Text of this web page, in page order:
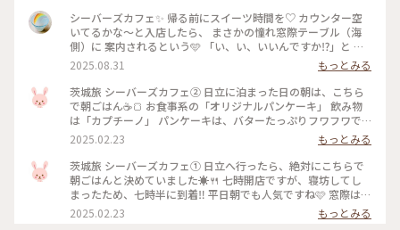
シーバーズカフェ✨ 帰る前にスイーツ時間を♡ カウンター空
いてるかな〜と入店したら、 まさかの憧れ窓際テーブル（海
側）に 案内されるという🩵 「い、い、いいんですか⁉️」と 素
っ頓狂な声を出してしまった😂 OH〜カフェの神様ありがとう
🫶 𓍯 ＜今日のケーキセット＞ ・チョコレートケーキ ・アイス
コーヒー コースターが虹でした🌈 𓍯 4〜5枚目はシーバーズカ
フェを 下から見た写真とアップの写真💠 改めてすごいカフェ
だなと 再びこのデザインの凄さを実感♡︎ʾʾ #シーバーズカフェ
#カフェ #ケーキセット #チョコケーキはやや重めです #まさか
の窓際テーブル #タライの回収できました #ゆるり夏時間 #ひ
とりカフェ部
2025.08.31
もっとみる
茨城旅 シーバーズカフェ② 日立に泊まった日の朝は、こちら
で朝ごはん☕🍞 お食事系の「オリジナルパンケーキ」 飲み物
は「カプチーノ」 パンケーキは、バターたっぷりフワフワで
す✨ 大きいソーセージ、ベーコン、ふわふわのオムレツ カプ
チーノには、ハートが描かれていました🩷 可愛くて、朝から癒
されます💕 大きいパンケーキで、朝からおなかがいっぱいに
なりました✨ 窓側に座れなかったのは、ちょっと残念でした
が、どこから見てもキラキラの景色✨ 夜の景色も綺麗だったか
しら🌃 また訪れたいカフェです🩷 #茨城旅 #シーバーズカフェ
#日立駅 #朝ごはん #カフェ #オリジナルパンケーキ #カプチー
2025.02.23
もっとみる
茨城旅 シーバーズカフェ① 日立へ行ったら、絶対にこちらで
朝ごはんと決めていました☀🍴 七時開店ですが、寝坊してし
まったため、七時半に到着‼️ 平日朝でも人気ですね🩷 窓際は全
て、満席‼️ お客さまが帰った隙に、シャッターチャンス📸 こち
らから、見る海も素敵です✨ お日さまって、スゴいですね☀
2025.02.23 もっとみる